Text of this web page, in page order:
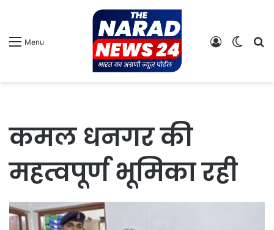
Menu
Switch
Log
कमल धनगर की
महत्वपूर्ण भूमिका रही